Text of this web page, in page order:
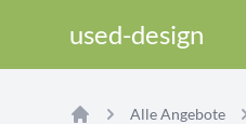
used-design
Alle Angebote